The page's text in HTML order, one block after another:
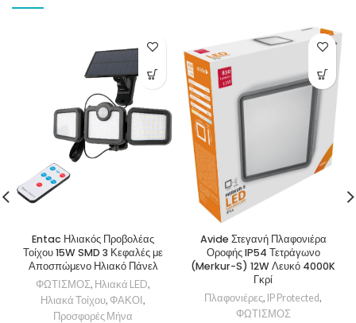
Entac Ηλιακός Προβολέας
Τοίχου 15W SMD 3 Κεφαλές με
Αποσπώμενο Ηλιακό Πάνελ
ΦΩΤΙΣΜΟΣ, Ηλιακά LED,
Ηλιακά Τοίχου, ΦΑΚΟΙ,
Προσφορές Μήνα
Avide Στεγανή Πλαφονιέρα
Οροφής IP54 Τετράγωνο
(Merkur-S) 12W Λευκό 4000K
Γκρί
Πλαφονιέρες, IP Protected,
ΦΩΤΙΣΜΟΣ